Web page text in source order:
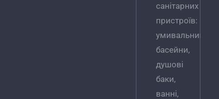
санітарних
пристроїв:
умивальники,
басейни,
душові
баки,
ванні,